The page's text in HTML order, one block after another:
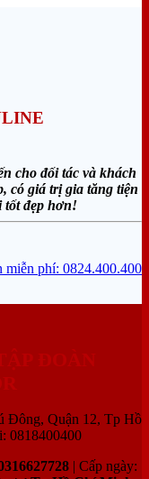
cho đối tác và khách
có giá trị gia tăng tiện
tốt đẹp hơn!
miễn phí: 0824.400.400
Đông, Quận 12, Tp Hồ
0818400400
| Cấp ngày: